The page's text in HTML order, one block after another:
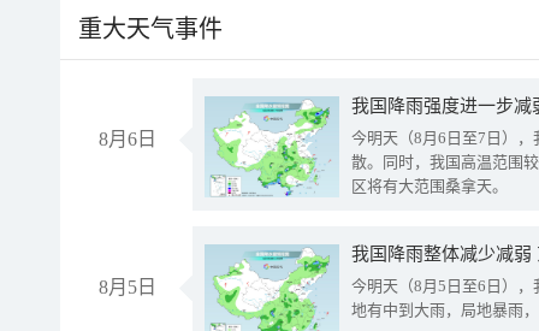
重大天气事件
8月6日
今明天（8月6日至7日）
散。同时，我国高温范围
区将有大范围桑拿天。
8月5日
我国降雨整体减少减弱
今明天（8月5日至6日）
地有中到大雨，局地暴雨